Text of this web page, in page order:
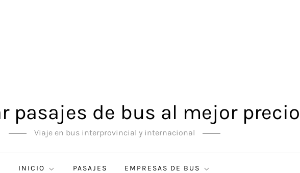
pasajes de bus al mejor precio
Viaje en bus interprovincial y internacional
INICIO PASAJES EMPRESAS DE BUS